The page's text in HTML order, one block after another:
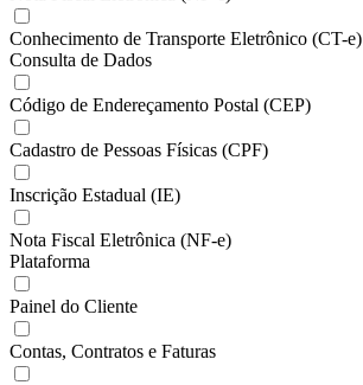
Conhecimento de Transporte Eletrônico (CT-e)
Consulta de Dados
Código de Endereçamento Postal (CEP)
Cadastro de Pessoas Físicas (CPF)
Inscrição Estadual (IE)
Nota Fiscal Eletrônica (NF-e)
Plataforma
Painel do Cliente
Contas, Contratos e Faturas